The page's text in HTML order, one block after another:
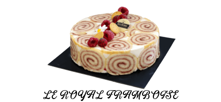
LE ROYAL FRAMBOISE